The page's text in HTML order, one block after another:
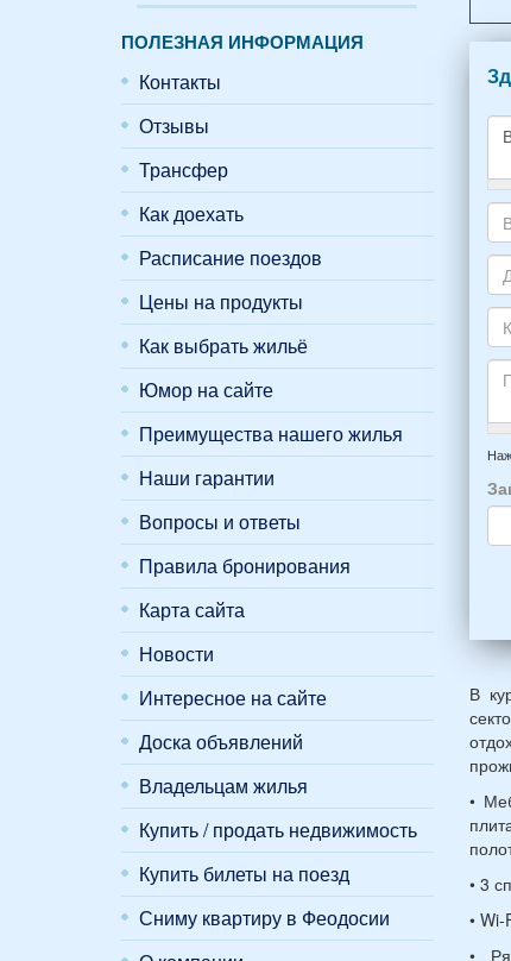
ПОЛЕЗНАЯ ИНФОРМАЦИЯ
Контакты
Отзывы
Трансфер
Как доехать
Расписание поездов
Цены на продукты
Как выбрать жильё
Юмор на сайте
Преимущества нашего жилья
Наши гарантии
Вопросы и ответы
Правила бронирования
Карта сайта
Новости
Интересное на сайте
Доска объявлений
Владельцам жилья
Купить / продать недвижимость
Купить билеты на поезд
Сниму квартиру в Феодосии
*
из
*
-
6
2
7
12
*
В
•
• 3
•
•